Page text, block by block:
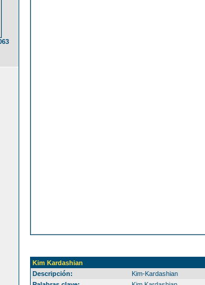
Kim Kardashian
Descripción:
Kim-Kardashian